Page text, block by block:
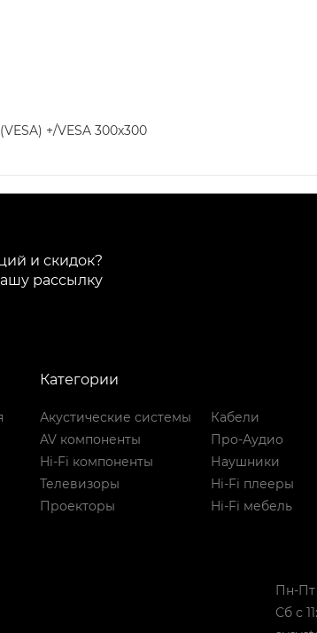
+/VESA 300x300
и скидок?
рассылку
Категории
Акустические системы
AV компоненты
Hi-Fi компоненты
Телевизоры
Проекторы
Кабели
Про-Аудио
Наушники
Hi-Fi плееры
Hi-Fi мебель
Пн-Пт
Сб с